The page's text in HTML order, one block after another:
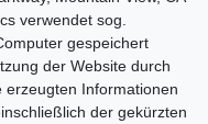
verwendet sog.
gespeichert
der Website durch
erzeugten Informationen
der gekürzten